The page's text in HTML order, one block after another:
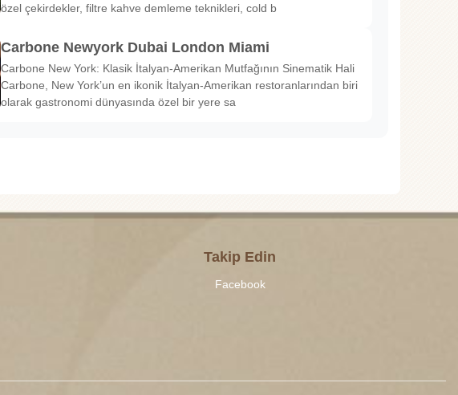
özel çekirdekler, filtre kahve demleme teknikleri, cold b
Carbone Newyork Dubai London Miami
Carbone New York: Klasik İtalyan-Amerikan Mutfağının Sinematik Hali
Carbone, New York’un en ikonik İtalyan-Amerikan restoranlarından biri
olarak gastronomi dünyasında özel bir yere sa
Takip Edin
Facebook